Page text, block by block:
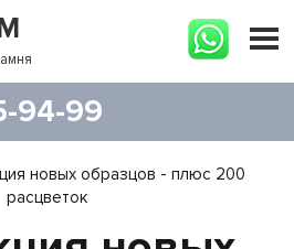
94-99
новых образцов - плюс 200
расцветок